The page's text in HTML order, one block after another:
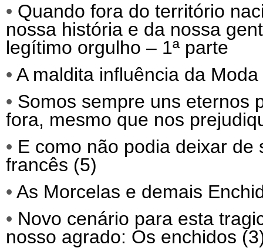
• Quando fora do território
nossa história e da nossa
legítimo orgulho – 1ª parte
• A maldita influência da
• Somos sempre uns eternos
fora, mesmo que nos
• E como não podia deixar
francês (5)
• As Morcelas e demais
• Novo cenário para esta
nosso agrado: Os enchidos